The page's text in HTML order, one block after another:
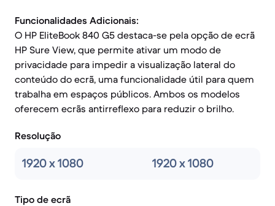
Funcionalidades Adicionais:
O HP EliteBook 840 G5 destaca-se pela opção de ecrã
HP Sure View, que permite ativar um modo de
privacidade para impedir a visualização lateral do
conteúdo do ecrã, uma funcionalidade útil para quem
trabalha em espaços públicos. Ambos os modelos
oferecem ecrãs antirreflexo para reduzir o brilho.
Resolução
1920 x 1080 1920 x 1080
Tipo de ecrã